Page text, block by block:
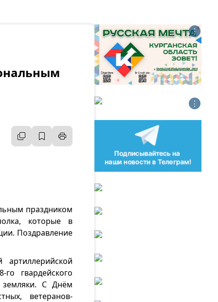
праздником
которые в
Поздравление
гвардейского
земляки. С Днём
ветеранов-
⋮
⋮